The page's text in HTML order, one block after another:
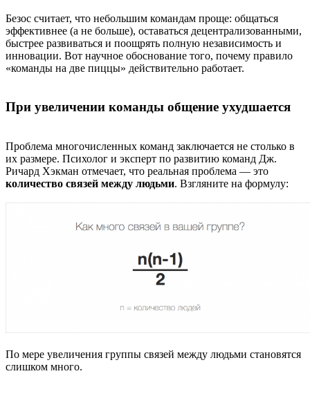
Безос считает, что небольшим командам проще: общаться
эффективнее (а не больше), оставаться децентрализованными,
быстрее развиваться и поощрять полную независимость и
инновации. Вот научное обоснование того, почему правило
«команды на две пиццы» действительно работает.
При увеличении команды общение ухудшается
Проблема многочисленных команд заключается не столько в
их размере. Психолог и эксперт по развитию команд Дж.
Ричард Хэкман отмечает, что реальная проблема — это
количество связей между людьми. Взгляните на формулу:
По мере увеличения группы связей между людьми становятся
слишком много.